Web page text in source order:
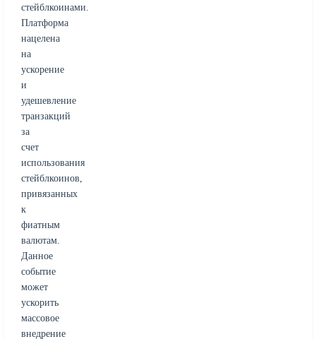
стейблкоинами.
Платформа
нацелена
на
ускорение
и
удешевление
транзакций
за
счет
использования
стейблкоинов,
привязанных
к
фиатным
валютам.
Данное
событие
может
ускорить
массовое
внедрение